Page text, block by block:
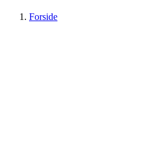
Forside